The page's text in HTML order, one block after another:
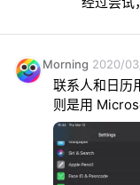
Morning 2020/
联系人和日历
则是用